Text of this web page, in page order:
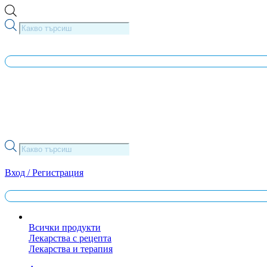
Skip
to
content
Products
search
Products
search
Вход / Регистрация
Всички продукти
Лекарства с рецепта
Лекарства и терапия